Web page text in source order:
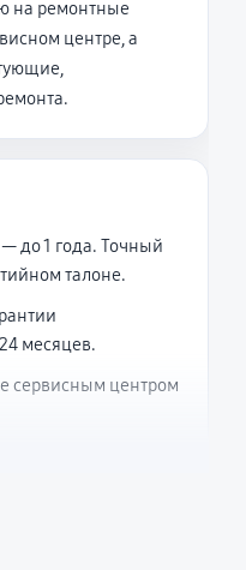
на ремонтные
центре, а
до 1 года. Точный
талоне.
месяцев.
сервисным центром
случаем